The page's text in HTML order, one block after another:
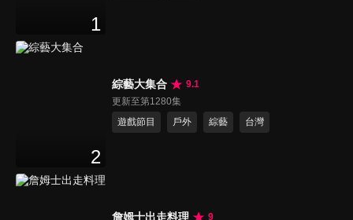
1
2
綜藝大集合
9.1
更新至第1280集
遊戲節目
戶外 綜藝 台灣
詹姆士出走料理
9